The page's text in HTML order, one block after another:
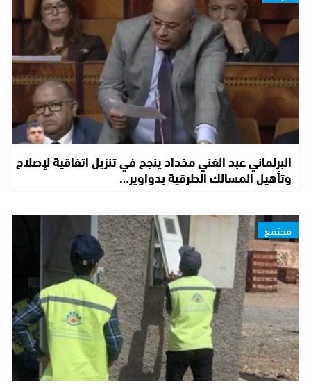
البرلماني عبد الغني مخداد ينجح في تنزيل اتفاقية لإصلاح
وتأهيل المسالك الطرقية بدواوير…
مجتمع